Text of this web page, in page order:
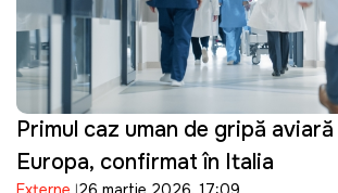
Primul caz uman de gripă
Europa, confirmat în Italia